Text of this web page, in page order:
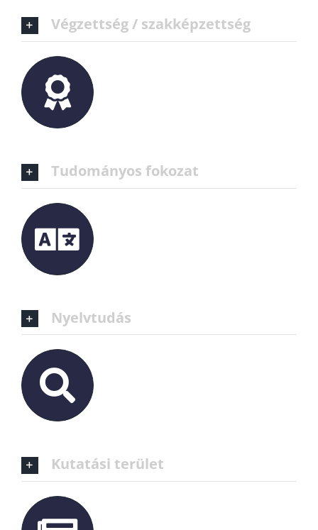
Végzettség / szakképzettség
Tudományos fokozat
Nyelvtudás
Kutatási terület